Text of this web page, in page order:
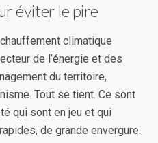
éviter le pire
climatique
de l’énergie et des
du territoire,
Tout se tient. Ce sont
qui sont en jeu et qui
de grande envergure.